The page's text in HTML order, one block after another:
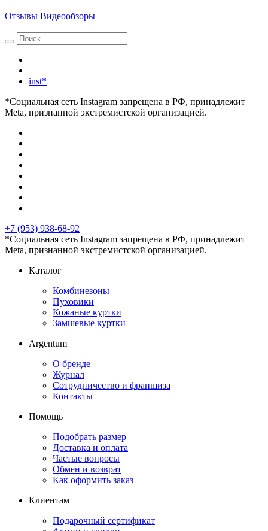
Отзывы Видеообзоры
inst*
*Социальная сеть Instagram запрещена в РФ, принадлежит
Meta, признанной экстремистской организацией.
+7 (953) 938-68-92
*Социальная сеть Instagram запрещена в РФ, принадлежит
Meta, признанной экстремистской организацией.
Каталог
Комбинезоны
Пуховики
Кожаные куртки
Замшевые куртки
Argentum
О бренде
Журнал
Сотрудничество и франшиза
Контакты
Помощь
Подобрать размер
Доставка и оплата
Частые вопросы
Обмен и возврат
Как оформить заказ
Клиентам
Подарочный сертификат